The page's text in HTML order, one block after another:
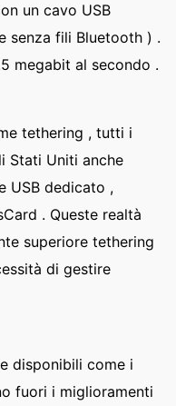
un cavo USB
senza fili Bluetooth ) .
megabit al secondo .
tethering , tutti i
Stati Uniti anche
USB dedicato ,
. Queste realtà
superiore tethering
di gestire
disponibili come i
fuori i miglioramenti